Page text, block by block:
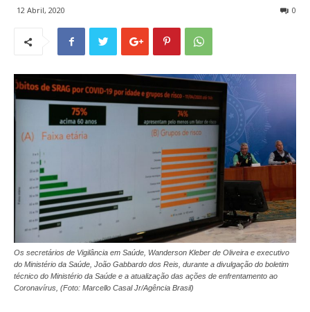
12 Abril, 2020 0
Os secretários de Vigilância em Saúde, Wanderson Kleber de Oliveira e executivo
do Ministério da Saúde, João Gabbardo dos Reis, durante a divulgação do boletim
técnico do Ministério da Saúde e a atualização das ações de enfrentamento ao
Coronavírus, (Foto: Marcello Casal Jr/Agência Brasil)